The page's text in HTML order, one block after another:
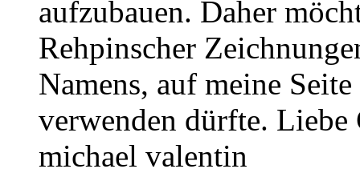
aufzubauen. Daher
Rehpinscher
Namens, auf meine
verwenden dürfte. Liebe
michael valentin